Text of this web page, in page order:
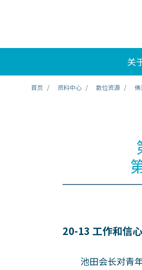
关
首页 资料中心 数位资源 佛
20-13 工作和信
池田会长对青年